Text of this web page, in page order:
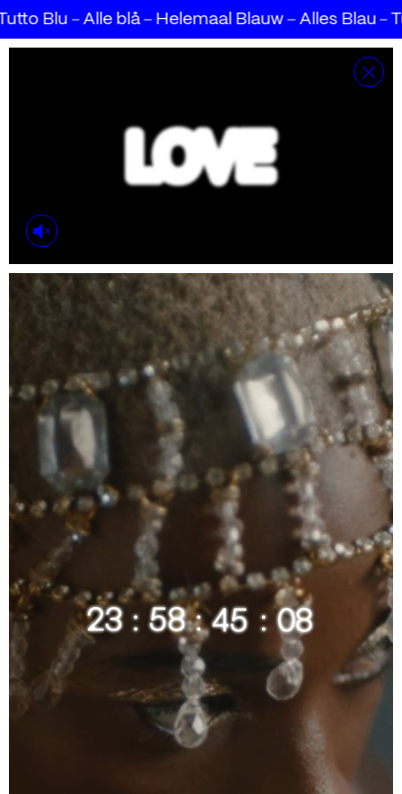
Helemaal Blauw Alles Blau Tudo Azul Tout